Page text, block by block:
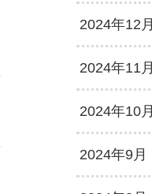
2024年12月
2024年11月
2024年10月
2024年9月